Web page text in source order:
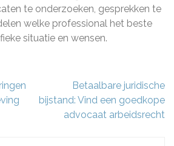
te onderzoeken, gesprekken te
welke professional het beste
situatie en wensen.
Betaalbare juridische
bijstand: Vind een goedkope
advocaat arbeidsrecht